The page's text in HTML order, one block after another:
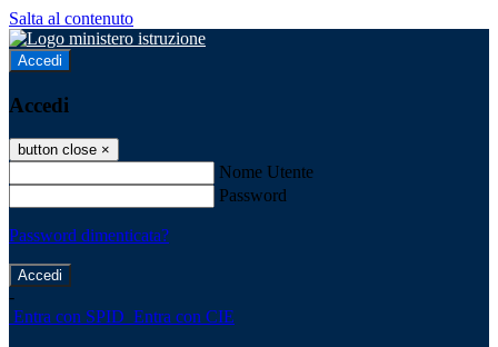
Salta al contenuto
Accedi
Accedi
button close ×
Nome Utente
Password
Password dimenticata?
-
Entra con SPID Entra con CIE